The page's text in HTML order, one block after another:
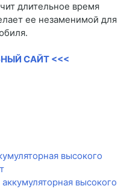
длительное время
ее незаменимой для
САЙТ <<<
высокого
высокого